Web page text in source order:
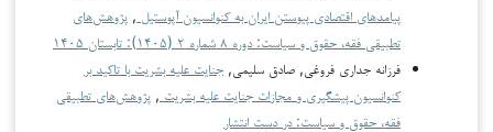
پیامدهای اقتصادی پیوستن ایران به کنوانسیون آپوستیل , پژوهش‌های
تطبیقی فقه، حقوق و سیاست: دوره ۸ شماره ۲ (۱۴۰۵): تابستان ۱۴۰۵
فرزانه جداری فروغی, صادق سلیمی, جنایت علیه بشریت با تاکید بر
کنوانسیون پیشگیری و مجازات جنایت علیه بشریت , پژوهش‌های تطبیقی
فقه، حقوق و سیاست: در دست انتشار